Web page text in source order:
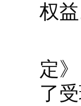
权益
工
定
了